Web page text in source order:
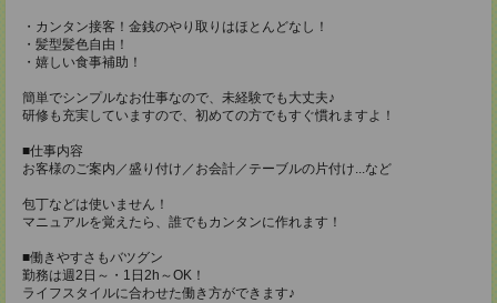
・カンタン接客！金銭のやり取りはほとんどなし！
・髪型髪色自由！
・嬉しい食事補助！
簡単でシンプルなお仕事なので、未経験でも大丈夫♪
研修も充実していますので、初めての方でもすぐ慣れますよ！
■仕事内容
お客様のご案内／盛り付け／お会計／テーブルの片付け...など
包丁などは使いません！
マニュアルを覚えたら、誰でもカンタンに作れます！
■働きやすさもバツグン
勤務は週2日～・1日2h～OK！
ライフスタイルに合わせた働き方ができます♪